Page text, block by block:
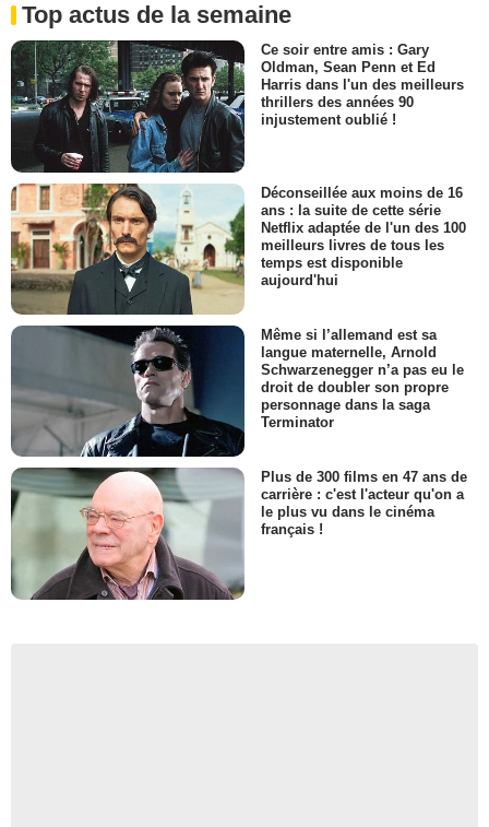
Top actus de la semaine
Ce soir entre amis : Gary
Oldman, Sean Penn et Ed
Harris dans l'un des meilleurs
thrillers des années 90
injustement oublié !
Déconseillée aux moins de 16
ans : la suite de cette série
Netflix adaptée de l'un des 100
meilleurs livres de tous les
temps est disponible
aujourd'hui
Même si l’allemand est sa
langue maternelle, Arnold
Schwarzenegger n’a pas eu le
droit de doubler son propre
personnage dans la saga
Terminator
Plus de 300 films en 47 ans de
carrière : c'est l'acteur qu'on a
le plus vu dans le cinéma
français !